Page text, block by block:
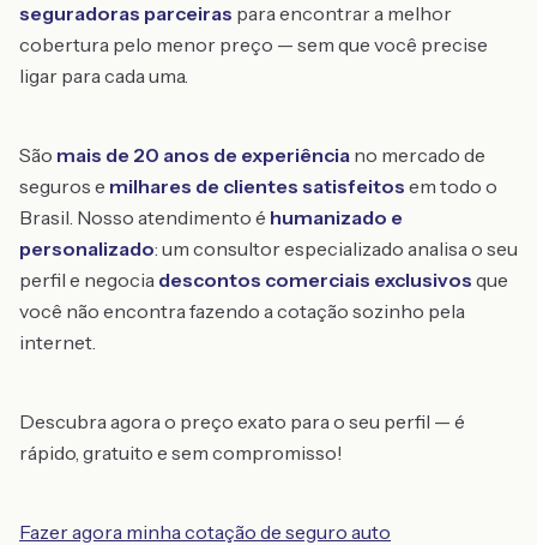
seguradoras parceiras para encontrar a melhor
cobertura pelo menor preço — sem que você precise
ligar para cada uma.
São mais de 20 anos de experiência no mercado de
seguros e milhares de clientes satisfeitos em todo o
Brasil. Nosso atendimento é humanizado e
personalizado: um consultor especializado analisa o seu
perfil e negocia descontos comerciais exclusivos que
você não encontra fazendo a cotação sozinho pela
internet.
Descubra agora o preço exato para o seu perfil — é
rápido, gratuito e sem compromisso!
Fazer agora minha cotação de seguro auto